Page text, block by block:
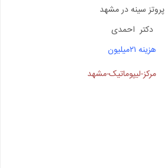
پروتز سینه در مشهد
دکتر احمدی
هزینه ۲۱میلیون